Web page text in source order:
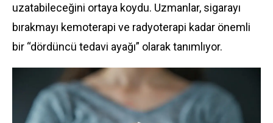
uzatabileceğini ortaya koydu. Uzmanlar, sigarayı
bırakmayı kemoterapi ve radyoterapi kadar önemli
bir “dördüncü tedavi ayağı” olarak tanımlıyor.